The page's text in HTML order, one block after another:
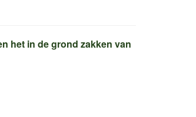
het in de grond zakken van